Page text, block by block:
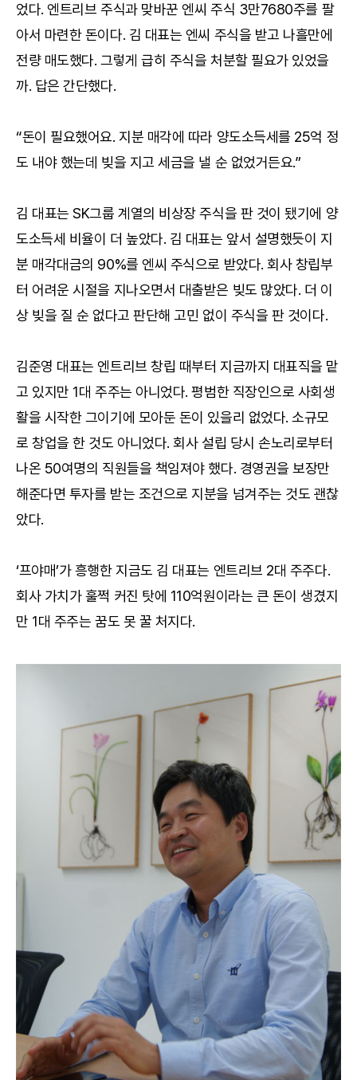
었다. 엔트리브 주식과 맞바꾼 엔씨 주식 3만7680주를 팔
아서 마련한 돈이다. 김 대표는 엔씨 주식을 받고 나흘만에
전량 매도했다. 그렇게 급히 주식을 처분할 필요가 있었을
까. 답은 간단했다.
“돈이 필요했어요. 지분 매각에 따라 양도소득세를 25억 정
도 내야 했는데 빚을 지고 세금을 낼 순 없었거든요.”
김 대표는 SK그룹 계열의 비상장 주식을 판 것이 됐기에 양
도소득세 비율이 더 높았다. 김 대표는 앞서 설명했듯이 지
분 매각대금의 90%를 엔씨 주식으로 받았다. 회사 창립부
터 어려운 시절을 지나오면서 대출받은 빚도 많았다. 더 이
상 빚을 질 순 없다고 판단해 고민 없이 주식을 판 것이다.
김준영 대표는 엔트리브 창립 때부터 지금까지 대표직을 맡
고 있지만 1대 주주는 아니었다. 평범한 직장인으로 사회생
활을 시작한 그이기에 모아둔 돈이 있을리 없었다. 소규모
로 창업을 한 것도 아니었다. 회사 설립 당시 손노리로부터
나온 50여명의 직원들을 책임져야 했다. 경영권을 보장만
해준다면 투자를 받는 조건으로 지분을 넘겨주는 것도 괜찮
았다.
‘프야매’가 흥행한 지금도 김 대표는 엔트리브 2대 주주다.
회사 가치가 훌쩍 커진 탓에 110억원이라는 큰 돈이 생겼지
만 1대 주주는 꿈도 못 꿀 처지다.